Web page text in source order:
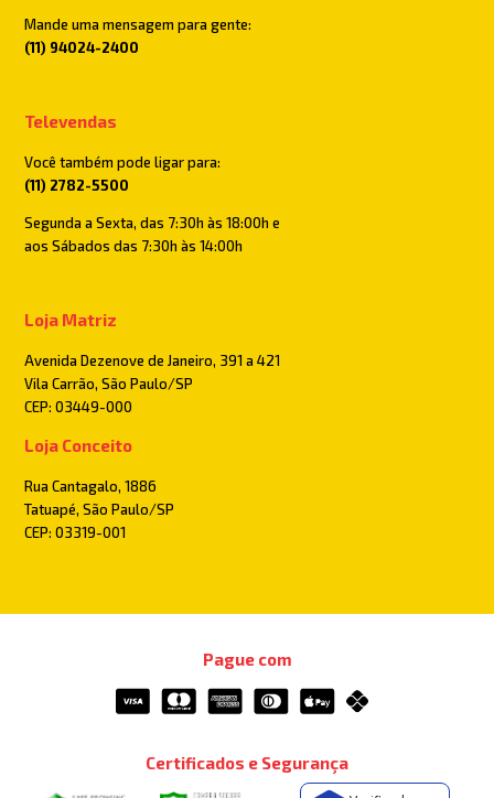
Mande uma mensagem para gente:
(11) 94024-2400
Televendas
Você também pode ligar para:
(11) 2782-5500
Segunda a Sexta, das 7:30h às 18:00h e
aos Sábados das 7:30h às 14:00h
Loja Matriz
Avenida Dezenove de Janeiro, 391 a 421
Vila Carrão, São Paulo/SP
CEP: 03449-000
Loja Conceito
Rua Cantagalo, 1886
Tatuapé, São Paulo/SP
CEP: 03319-001
Pague com
Certificados e Segurança